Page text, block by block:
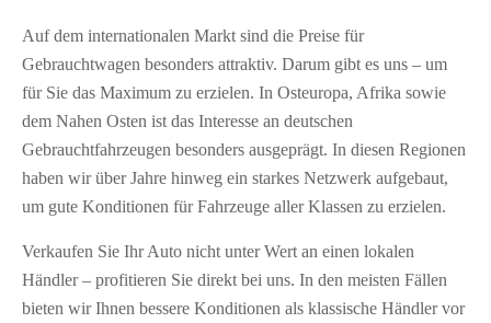
Auf dem internationalen Markt sind die Preise für
Gebrauchtwagen besonders attraktiv. Darum gibt es uns – um
für Sie das Maximum zu erzielen. In Osteuropa, Afrika sowie
dem Nahen Osten ist das Interesse an deutschen
Gebrauchtfahrzeugen besonders ausgeprägt. In diesen Regionen
haben wir über Jahre hinweg ein starkes Netzwerk aufgebaut,
um gute Konditionen für Fahrzeuge aller Klassen zu erzielen.
Verkaufen Sie Ihr Auto nicht unter Wert an einen lokalen
Händler – profitieren Sie direkt bei uns. In den meisten Fällen
bieten wir Ihnen bessere Konditionen als klassische Händler vor